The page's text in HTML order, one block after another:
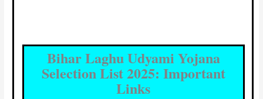
Bihar Laghu Udyami Yojana
Selection List 2025: Important
Links